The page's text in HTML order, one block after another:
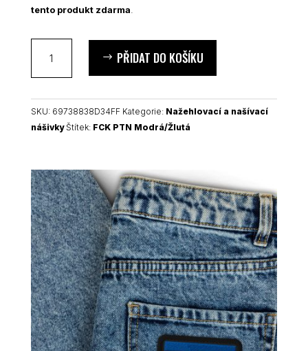
tento produkt zdarma
nášivka
PŘIDAT DO KOŠÍKU
SKU: 69738838D34FF Kategorie: Nažehlovací a našívací
nášivky Štítek: FCK PTN Modrá/Žlutá